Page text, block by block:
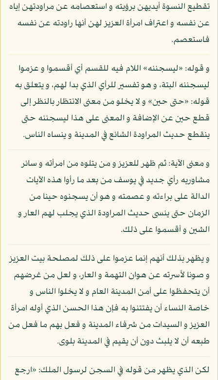
تقطيع النسوة أيديهن برؤيته و استعصامه عن مراودتهن إياه
عن نفسه و اعتراف امرأة العزيز لهن أنها راودته عن نفسه
فاستعصم.
و قوله: «ليسجننه» اللام فيه للقسم أي أقسموا و عزموا
ليسجننه البتة، و هو تفسير للرأي الذي بدا لهم، و يتعلق به
قوله: «حتى حين» و لا يخلو من معنى الانتظار بالنظر إلى
قطع حين عن الإضافة و المعنى على هذا ليسجننه حتى
ينقطع حديث المراودة الشائع في المدينة و ينساه الناس.
و معنى الآية: ثم ظهر للعزيز و من يتلوه من امرأته و سائر
مشاوريه رأي جديد في يوسف من بعد ما رأوا هذه الآيات
الدالة على براءته و عصمته و هو أن يسجنوه حينا من
الزمان حتى ينسى حديث المراودة الذي يجلب لهم العار و
الشين و أقسموا على ذلك.
و يظهر بذلك أنهم إنما عزموا على ذلك لمصلحة بيت العزيز
و صونا لأسرته عن هوان التهمة و العار، و لعل من غرضهم
أن يتحفظوا على أمن المدينة العام و لا يخلوا الناس و
خاصة النساء أن يفتتنوا به فإن هذا الحسن الذي أوله امرأة
العزيز و السيدات من شرفاء المدينة و فعل بهم ما فعل من
طبعه أن لا يلبث دون أن يقيم في المدينة بلوى.
لكن الذي يظهر من قوله في السجن لرسول الملك: «ارجع